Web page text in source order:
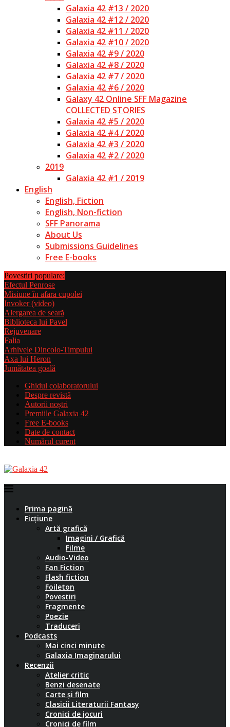
Galaxia 42 #13 / 2020
Galaxia 42 #12 / 2020
Galaxia 42 #11 / 2020
Galaxia 42 #10 / 2020
Galaxia 42 #9 / 2020
Galaxia 42 #8 / 2020
Galaxia 42 #7 / 2020
Galaxia 42 #6 / 2020
Galaxy 42 Online SFF Magazine
COLLECTED STORIES
Galaxia 42 #5 / 2020
Galaxia 42 #4 / 2020
Galaxia 42 #3 / 2020
Galaxia 42 #2 / 2020
2019
Galaxia 42 #1 / 2019
English
English, Fiction
English, Non-fiction
SFF Panorama
About Us
Submissions Guidelines
Free E-books
Povestiri populare:
Efectul Penrose
Misiune în afara cupolei
Invoker (video)
Alergarea de seară
Biblioteca lui Pavel
Rejuvenare
Falia
Arhivele Dincolo-Timpului
Axa lui Heron
Jumătatea goală
Ghidul colaboratorului
Despre revistă
Autorii noștri
Premiile Galaxia 42
Free E-books
Date de contact
Numărul curent
Prima pagină
Ficțiune
Artă grafică
Imagini / Grafică
Filme
Audio-Video
Fan Fiction
Flash fiction
Foileton
Povestiri
Fragmente
Poezie
Traduceri
Podcasts
Mai cinci minute
Galaxia Imaginarului
Recenzii
Atelier critic
Benzi desenate
Carte și film
Clasicii Literaturii Fantasy
Cronici de jocuri
Cronici de film